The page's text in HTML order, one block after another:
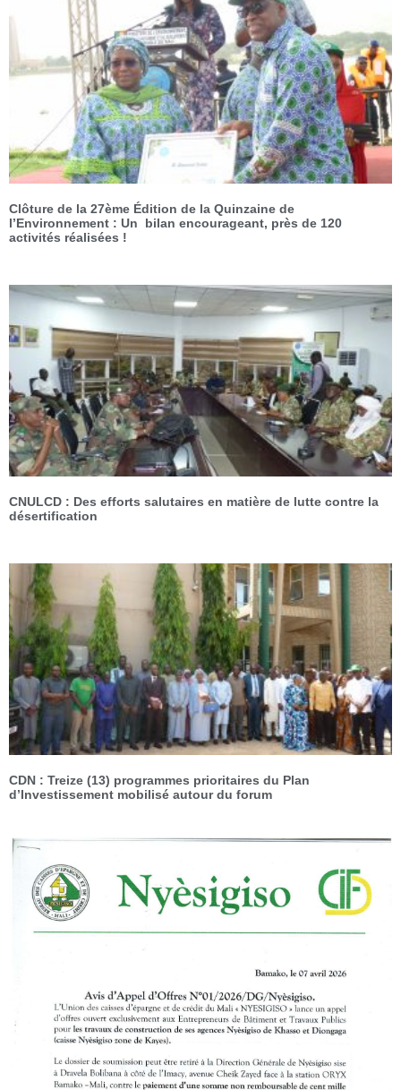
Clôture de la 27ème Édition de la Quinzaine de
l’Environnement : Un bilan encourageant, près de 120
activités réalisées !
CNULCD : Des efforts salutaires en matière de lutte contre la
désertification
CDN : Treize (13) programmes prioritaires du Plan
d’Investissement mobilisé autour du forum